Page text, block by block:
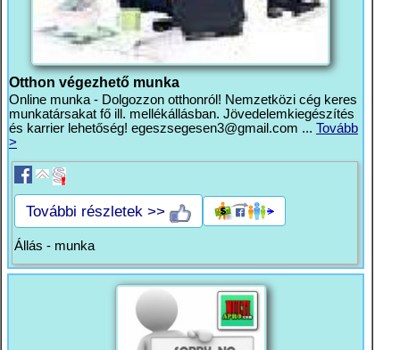
Otthon végezhető munka
Online munka - Dolgozzon otthonról! Nemzetközi cég keres
munkatársakat fő ill. mellékállásban. Jövedelemkiegészítés
és karrier lehetőség! egeszsegesen3@gmail.com ... Tovább
>
További részletek >>
Állás - munka